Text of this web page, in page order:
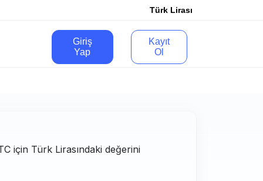
Türk Lirası
Giriş
Yap
Kayıt
Ol
için Türk Lirasındaki değerini